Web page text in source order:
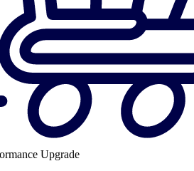
Upgrade